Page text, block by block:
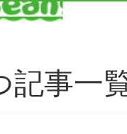
記事一